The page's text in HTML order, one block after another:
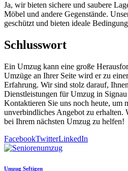
Ja, wir bieten sichere und saubere
Möbel und andere Gegenstände.
geschützt und bieten ideale
Schlusswort
Ein Umzug kann eine große
Umzüge an Ihrer Seite wird er zu
Erfahrung. Wir sind stolz darauf,
Dienstleistungen für Umzug in
Kontaktieren Sie uns noch heute, um
unverbindliches Angebot zu erhalten.
bei Ihrem nächsten Umzug zu helfen!
FacebookTwitterLinkedIn
Umzug Seftigen